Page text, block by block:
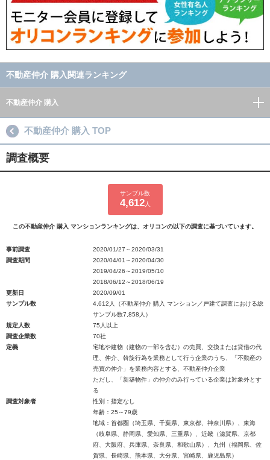
不動産仲介 購入関連ランキング
不動産仲介 購入
不動産仲介 購入 TOP
調査概要
サンプル数
4,612人
この不動産仲介 購入 マンションランキングは、オリコンの以下の調査に基づいています。
事前調査
2020/01/27～2020/03/31
調査期間
2020/04/01～2020/04/30
2019/04/26～2019/05/10
2018/06/12～2018/06/19
更新日
2020/09/01
サンプル数
4,612人（不動産仲介 購入 マンション／戸建て調査における総
サンプル数7,858人）
規定人数
75人以上
調査企業数
70社
定義
宅地や建物（建物の一部を含む）の売買、交換または貸借の代
理、仲介、斡旋行為を業務として行う企業のうち、「不動産の
売買の仲介」を業務内容とする、不動産仲介企業
ただし、「新築物件」の仲介のみ行っている企業は対象外とす
る
調査対象者
性別：指定なし
年齢：25～79歳
地域：首都圏（埼玉県、千葉県、東京都、神奈川県）、東海
（岐阜県、静岡県、愛知県、三重県）、近畿（滋賀県、京都
府、大阪府、兵庫県、奈良県、和歌山県）、九州（福岡県、佐
賀県、長崎県、熊本県、大分県、宮崎県、鹿児島県）